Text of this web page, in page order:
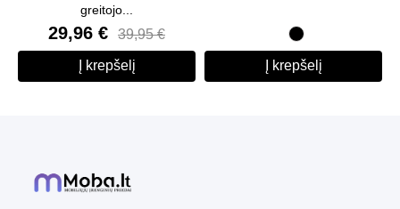
greitojo...
29,96 € 39,95 €
Į krepšelį
BaltaJuoda
Į krepšelį